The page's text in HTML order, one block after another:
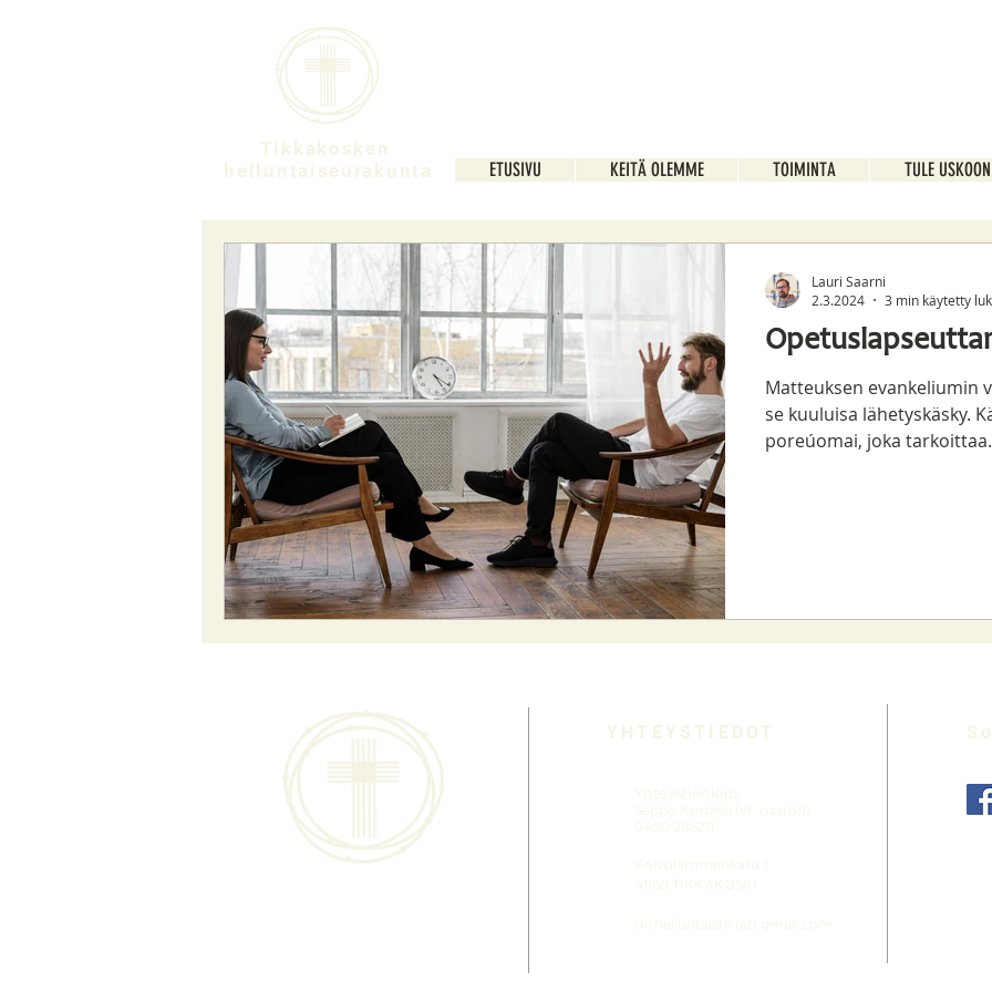
Tikkakosken
helluntaiseurakunta
ETUSIVU KEITÄ OLEMME TOIMINTA TULE USKOON
Matteuksen evankeliumin
se kuuluisa lähetyskäsky.
poreúomai, joka
Lauri Saarni
2.3.2024
3 min käytetty
YHTEYSTIEDOT
Yhteyshenkilö
Seppo Korpela (vt. pastori)
0400 286211
Koivulammenkatu 1
41160 TIKKAKOSKI
tki.helluntaisrk (at) gmail.com